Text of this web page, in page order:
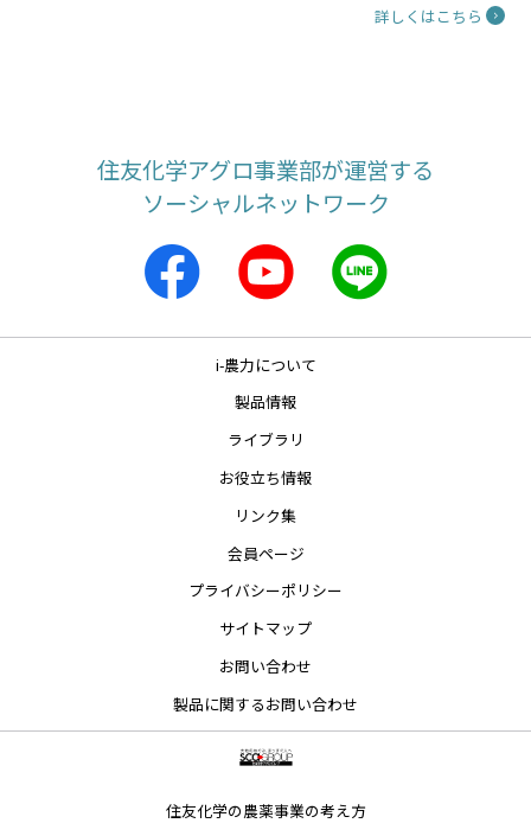
詳しくはこちら
住友化学アグロ事業部が運営する
ソーシャルネットワーク
i-農力について
製品情報
ライブラリ
お役立ち情報
リンク集
会員ページ
プライバシーポリシー
サイトマップ
お問い合わせ
製品に関するお問い合わせ
住友化学の農薬事業の考え方